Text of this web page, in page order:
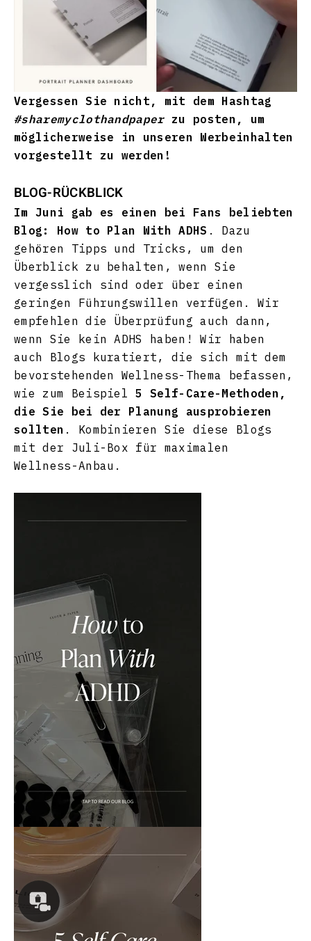
Vergessen Sie nicht, mit dem Hashtag
#sharemyclothandpaperzu posten, um
möglicherweise in unseren Werbeinhalten
vorgestellt zu werden!
BLOG-RÜCKBLICK
Im Juni gab es einen bei Fans beliebten
Blog: How to Plan With ADHS . Dazu
gehören Tipps und Tricks, um den
Überblick zu behalten, wenn Sie
vergesslich sind oder über einen
geringen Führungswillen verfügen. Wir
empfehlen die Überprüfung auch dann,
wenn Sie kein ADHS haben! Wir haben
auch Blogs kuratiert, die sich mit dem
bevorstehenden Wellness-Thema befassen,
wie zum Beispiel5 Self-Care-Methoden,
die Sie bei der Planung ausprobieren
sollten . Kombinieren Sie diese Blogs
mit der Juli-Box für maximalen
Wellness-Anbau.
Concierge
Appointment